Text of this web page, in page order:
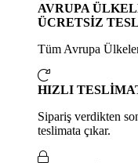
AVRUPA
ÜCRETSİZ
Tüm Avrupa
HIZLI
Sipariş verdikten
teslimata çıkar.